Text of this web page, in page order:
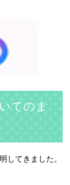
てのま
してきました。